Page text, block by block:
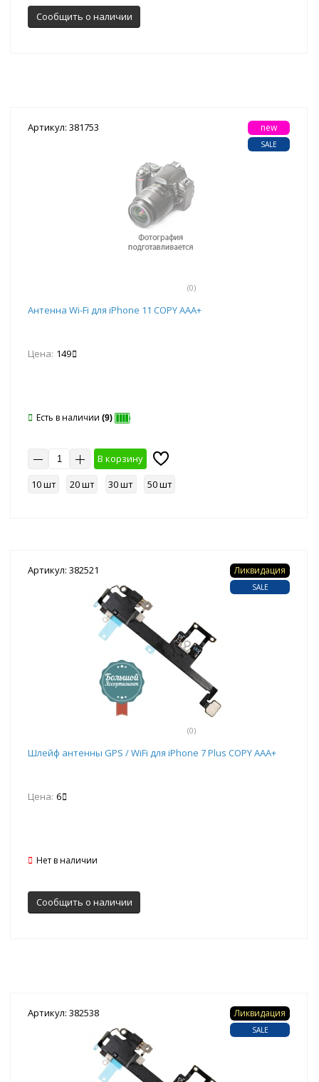
Сообщить о наличии
Артикул: 381753
(0)
new
SALE
Антенна Wi-Fi для iPhone 11 COPY AAA+
Цена: 149
Есть в наличии (9)
В корзину
10 шт
20 шт 30 шт 50 шт
Артикул: 382521
(0)
Ликвидация
SALE
Шлейф антенны GPS / WiFi для iPhone 7 Plus COPY AAA+
Цена: 6
Нет в наличии
Сообщить о наличии
Артикул: 382538 Ликвидация
SALE